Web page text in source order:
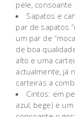
pele,
Sapatos e
par de sapatos
um par de
de boa
alto e uma
actualmente, já
carteiras a
Cintos: em
azul, bege) e